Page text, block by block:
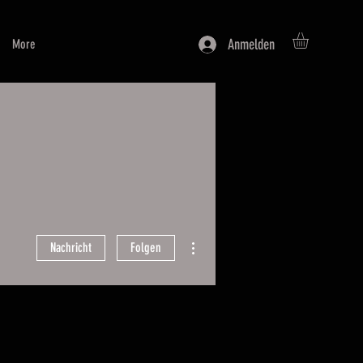
More Anmelden
Nachricht Folgen